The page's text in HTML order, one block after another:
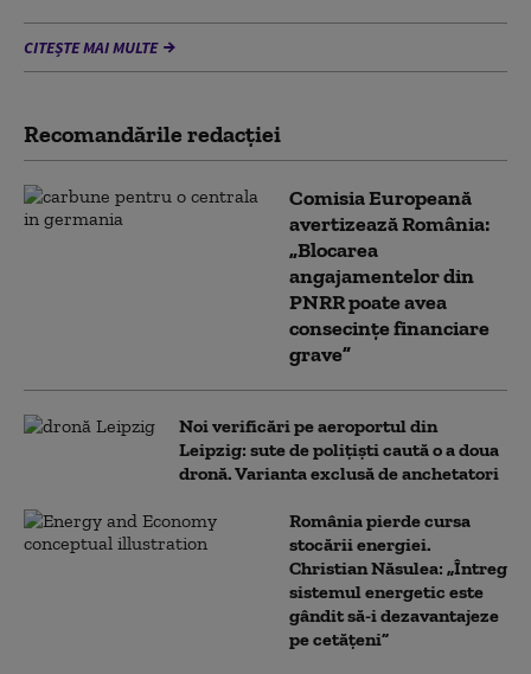
CITEȘTE MAI MULTE
Recomandările redacţiei
Comisia Europeană
avertizează România:
„Blocarea
angajamentelor din
PNRR poate avea
consecințe financiare
grave”
Noi verificări pe aeroportul din
Leipzig: sute de polițiști caută o a doua
dronă. Varianta exclusă de anchetatori
România pierde cursa
stocării energiei.
Christian Năsulea: „Întreg
sistemul energetic este
gândit să-i dezavantajeze
pe cetățeni”